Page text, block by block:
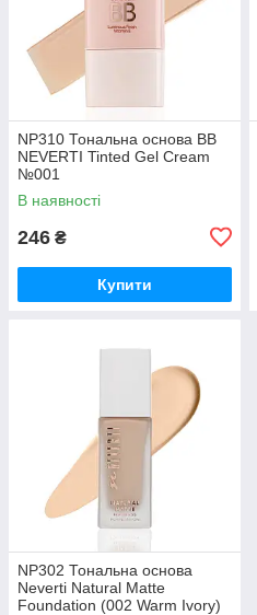
NP310 Тональна основа BB
NEVERTI Tinted Gel Cream
№001
В наявності
246 ₴
Купити
NP302 Тональна основа
Neverti Natural Matte
Foundation (002 Warm Ivory)